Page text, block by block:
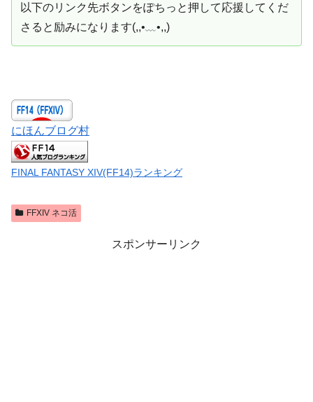
以下のリンク先ボタンをぽちっと押して応援してくだ
さると励みになります(,,•﹏•,,)
にほんブログ村
FINAL FANTASY XIV(FF14)ランキング
FFXIV ネコ活
スポンサーリンク